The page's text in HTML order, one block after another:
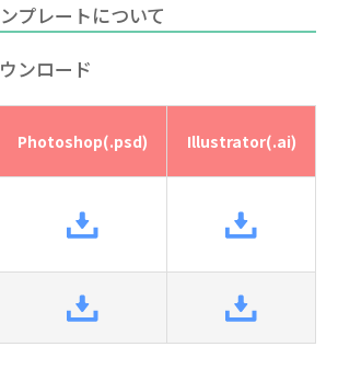
プレートについて
ンロード
Photoshop(.psd) Illustrator(.ai)